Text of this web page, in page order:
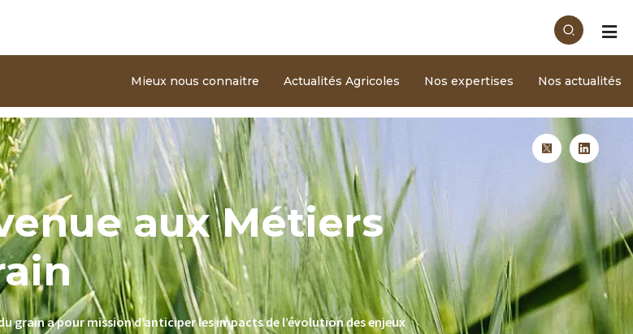
Mieux nous connaitre Actualités Agricoles Nos expertises Nos actualités
aux Métiers
grain a pour mission d’anticiper les impacts de l’évolution des enjeux